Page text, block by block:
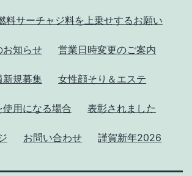
料サーチャジ料を上乗せするお願い
お知らせ 営業日時変更のご案内
新規募集 女性顔そり＆エステ
使用になる場合 表彰されました
お問い合わせ 謹賀新年2026